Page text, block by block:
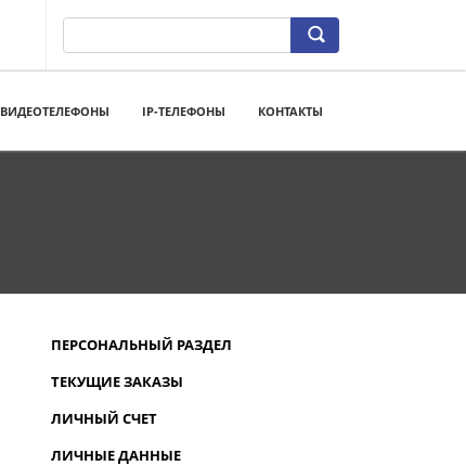
ВИДЕОТЕЛЕФОНЫ IP-ТЕЛЕФОНЫ КОНТАКТЫ
ПЕРСОНАЛЬНЫЙ РАЗДЕЛ
ТЕКУЩИЕ ЗАКАЗЫ
ЛИЧНЫЙ СЧЕТ
ЛИЧНЫЕ ДАННЫЕ